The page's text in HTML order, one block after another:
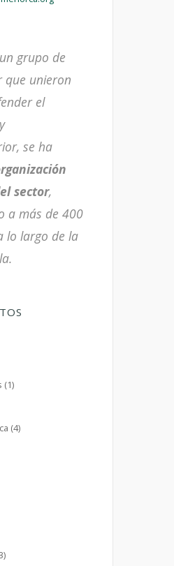
grupo de
que unieron
el
se ha
sector,
a más de 400
lo largo de la
(1)
(4)